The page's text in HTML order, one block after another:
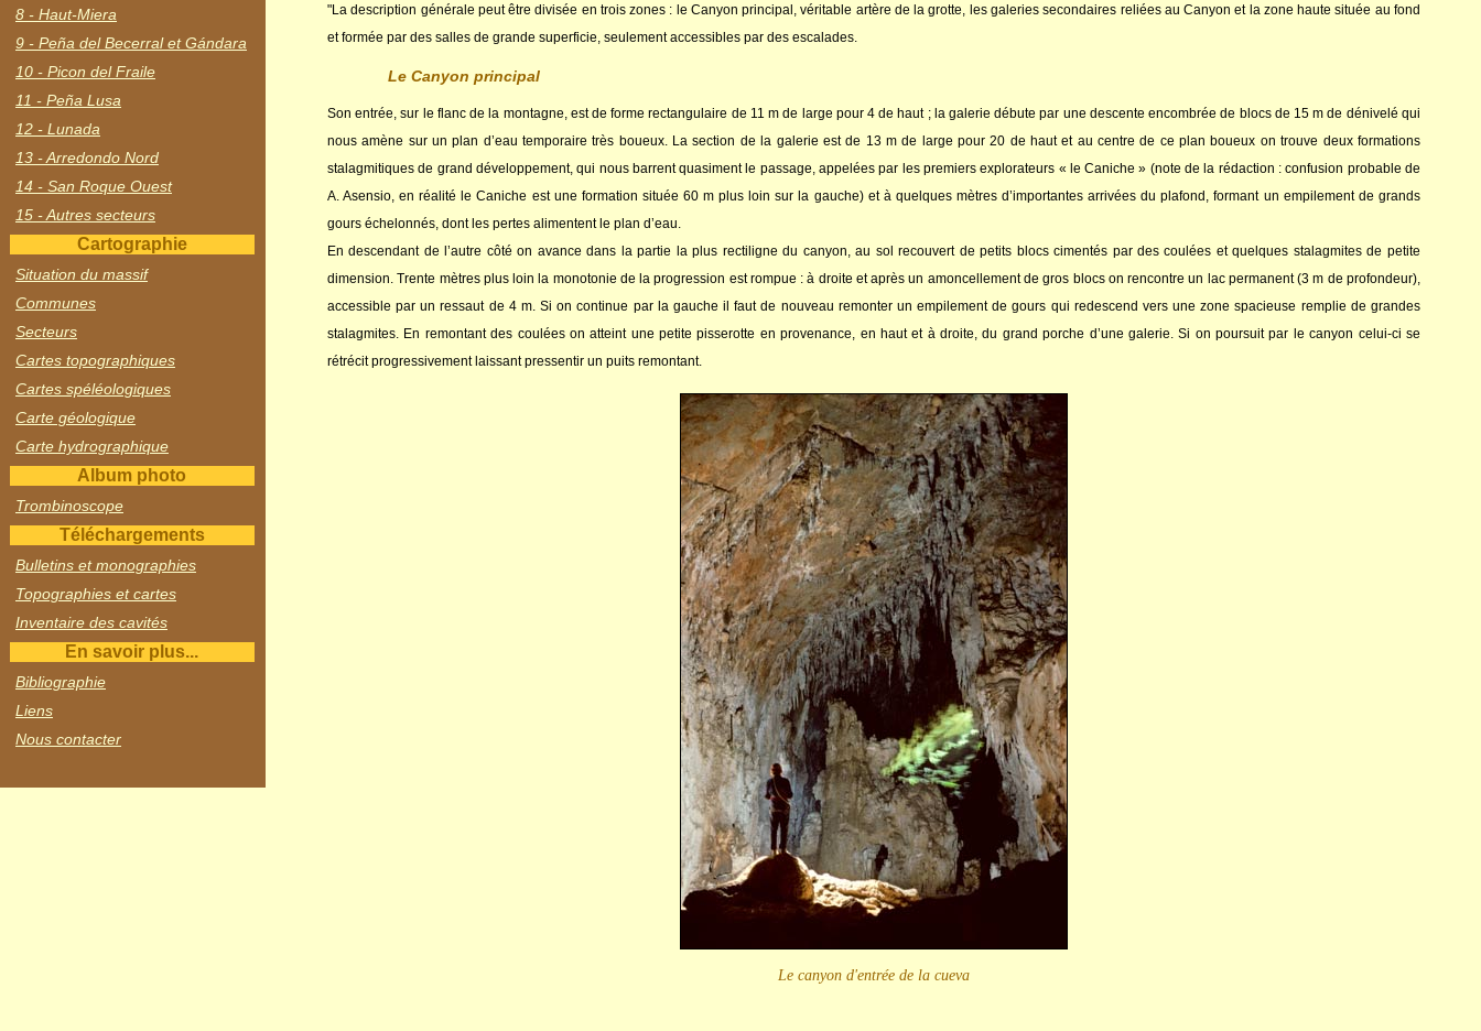
8 - Haut-Miera
9 - Peña del Becerral et Gándara
10 - Picon del Fraile
11 - Peña Lusa
12 - Lunada
13 - Arredondo Nord
14 - San Roque Ouest
15 - Autres secteurs
Cartographie
Situation du massif
Communes
Secteurs
Cartes topographiques
Cartes spéléologiques
Carte géologique
Carte hydrographique
Album photo
Trombinoscope
Téléchargements
Bulletins et monographies
Topographies et cartes
Inventaire des cavités
En savoir plus...
Bibliographie
Liens
Nous contacter
"La description générale peut être divisée en trois zones : le Canyon principal, véritable artère de la grotte, les galeries secondaires reliées au Canyon et la zone haute située au fond
et formée par des salles de grande superficie, seulement accessibles par des escalades.
Le Canyon principal
Son entrée, sur le flanc de la montagne, est de forme rectangulaire de 11 m de large pour 4 de haut ; la galerie débute par une descente encombrée de blocs de 15 m de dénivelé qui
nous amène sur un plan d’eau temporaire très boueux. La section de la galerie est de 13 m de large pour 20 de haut et au centre de ce plan boueux on trouve deux formations
stalagmitiques de grand développement, qui nous barrent quasiment le passage, appelées par les premiers explorateurs « le Caniche » (note de la rédaction : confusion probable de
A. Asensio, en réalité le Caniche est une formation située 60 m plus loin sur la gauche) et à quelques mètres d’importantes arrivées du plafond, formant un empilement de grands
gours échelonnés, dont les pertes alimentent le plan d’eau.
En descendant de l’autre côté on avance dans la partie la plus rectiligne du canyon, au sol recouvert de petits blocs cimentés par des coulées et quelques stalagmites de petite
dimension. Trente mètres plus loin la monotonie de la progression est rompue : à droite et après un amoncellement de gros blocs on rencontre un lac permanent (3 m de profondeur),
accessible par un ressaut de 4 m. Si on continue par la gauche il faut de nouveau remonter un empilement de gours qui redescend vers une zone spacieuse remplie de grandes
stalagmites. En remontant des coulées on atteint une petite pisserotte en provenance, en haut et à droite, du grand porche d’une galerie. Si on poursuit par le canyon celui-ci se
rétrécit progressivement laissant pressentir un puits remontant.
Le canyon d'entrée de la cueva